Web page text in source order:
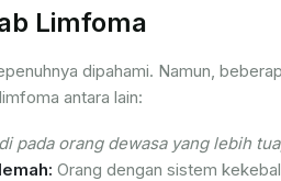
Limfoma
dipahami. Namun,
antara lain:
pada orang dewasa yang lebih
Orang dengan sistem